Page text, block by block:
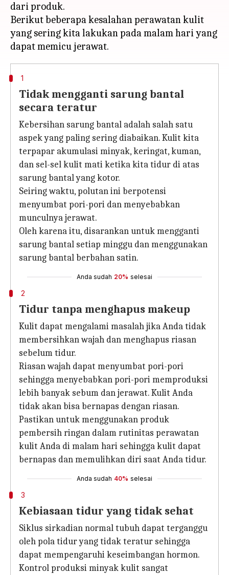
dari produk.
Berikut beberapa kesalahan perawatan kulit
yang sering kita lakukan pada malam hari yang
1
Tidak mengganti sarung bantal
secara teratur
Kebersihan sarung bantal adalah salah satu
aspek yang paling sering diabaikan. Kulit kita
terpapar akumulasi minyak, keringat, kuman,
dan sel-sel kulit mati ketika kita tidur di atas
sarung bantal yang kotor.
Seiring waktu, polutan ini berpotensi
menyumbat pori-pori dan menyebabkan
munculnya jerawat.
Oleh karena itu, disarankan untuk mengganti
sarung bantal setiap minggu dan menggunakan
sarung bantal berbahan satin.
Anda sudah 20% selesai
2
Tidur tanpa menghapus makeup
Kulit dapat mengalami masalah jika Anda tidak
membersihkan wajah dan menghapus riasan
sebelum tidur.
Riasan wajah dapat menyumbat pori-pori
sehingga menyebabkan pori-pori memproduksi
lebih banyak sebum dan jerawat. Kulit Anda
tidak akan bisa bernapas dengan riasan.
Pastikan untuk menggunakan produk
pembersih ringan dalam rutinitas perawatan
kulit Anda di malam hari sehingga kulit dapat
bernapas dan memulihkan diri saat Anda tidur.
Anda sudah 40% selesai
3
Kebiasaan tidur yang tidak sehat
Siklus sirkadian normal tubuh dapat terganggu
oleh pola tidur yang tidak teratur sehingga
dapat mempengaruhi keseimbangan hormon.
Kontrol produksi minyak kulit sangat